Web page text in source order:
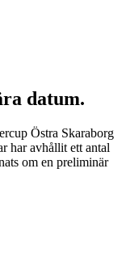
datum.
Östra Skaraborg
har avhållit ett antal
om en preliminär